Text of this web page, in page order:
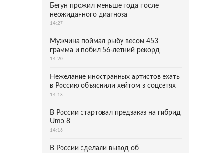
Бегун прожил меньше года после
неожиданного диагноза
14:27
Мужчина поймал рыбу весом 453
грамма и побил 56-летний рекорд
14:20
Нежелание иностранных артистов ехать
в Россию объяснили хейтом в соцсетях
14:18
В России стартовал предзаказ на гибрид
Umo 8
14:16
В России сделали вывод об